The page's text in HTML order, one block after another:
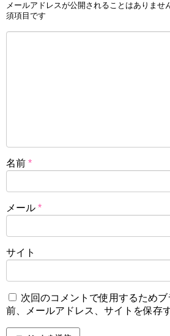
メールアドレスが公開されることはありませ
須項目です
名前 *
メール *
サイト
次回のコメントで使用するため
前、メールアドレス、サイトを保存す